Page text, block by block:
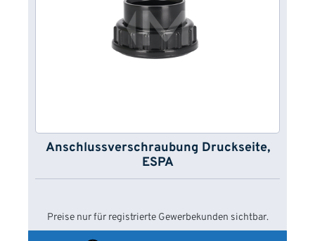
Anschlussverschraubung Druckseite,
ESPA
Preise nur für registrierte Gewerbekunden sichtbar.